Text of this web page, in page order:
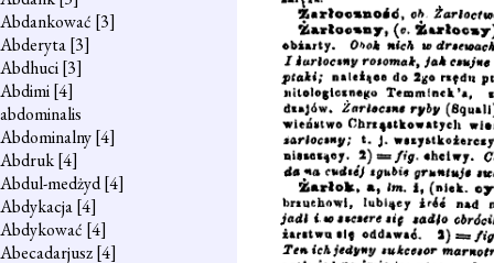
Abdankować [3]
Abderyta[3]
Abdhuci[3]
Abdimi[4]
abdominalis
Abdominalny[4]
Abdruk[4]
Abdul-medżyd[4]
Abdykacja[4]
Abdykować [4]
Abecadarjusz[4]